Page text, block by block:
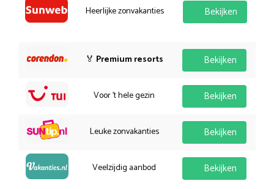
Heerlijke zonvakanties Bekijken
🏅 Premium resorts Bekijken
Voor 't hele gezin Bekijken
Leuke zonvakanties Bekijken
Veelzijdig aanbod Bekijken